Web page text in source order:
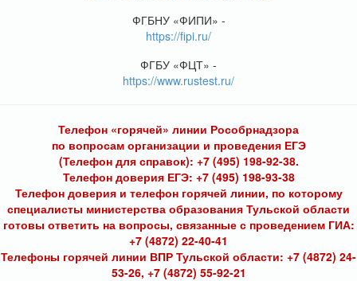
ФГБНУ «ФИПИ» -
https://fipi.ru/
ФГБУ «ФЦТ» -
https://www.rustest.ru/
Телефон «горячей» линии Рособрнадзора
по вопросам организации и проведения ЕГЭ
(Телефон для справок): +7 (495) 198-92-38.
Телефон доверия ЕГЭ: +7 (495) 198-93-38
Телефон доверия и телефон горячей линии, по которому
специалисты министерства образования Тульской области
готовы ответить на вопросы, связанные с проведением ГИА:
+7 (4872) 22-40-41
Телефоны горячей линии ВПР Тульской области: +7 (4872) 24-
53-26, +7 (4872) 55-92-21